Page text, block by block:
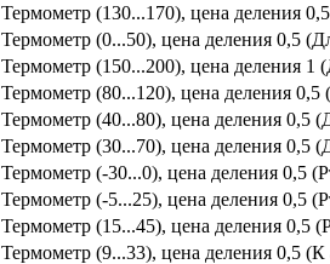
Термометр (130...170), цена деления
Термометр (0...50), цена деления 0,5
Термометр (150...200), цена деления
Термометр (80...120), цена деления
Термометр (40...80), цена деления 0,5
Термометр (30...70), цена деления 0,5
Термометр (-30...0), цена деления 0,5
Термометр (-5...25), цена деления 0,5
Термометр (15...45), цена деления 0,5
Термометр (9...33), цена деления 0,5